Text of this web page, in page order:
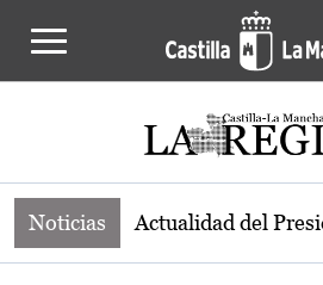
Noticias de la región
Noticias Actualidad del